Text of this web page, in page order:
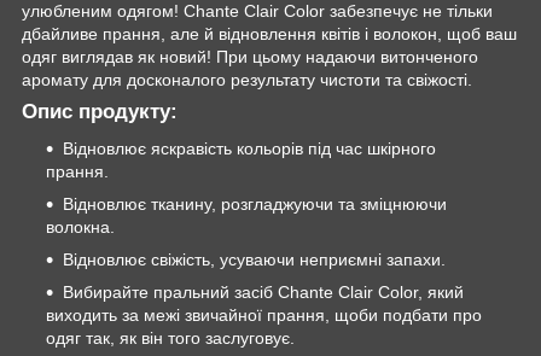
улюбленим одягом! Chante Clair Color забезпечує не тільки
дбайливе прання, але й відновлення квітів і волокон, щоб ваш
одяг виглядав як новий! При цьому надаючи витонченого
аромату для досконалого результату чистоти та свіжості.
Опис продукту:
Відновлює яскравість кольорів під час шкірного
прання.
Відновлює тканину, розгладжуючи та зміцнюючи
волокна.
Відновлює свіжість, усуваючи неприємні запахи.
Вибирайте пральний засіб Chante Clair Color, який
виходить за межі звичайної прання, щоби подбати про
одяг так, як він того заслуговує.